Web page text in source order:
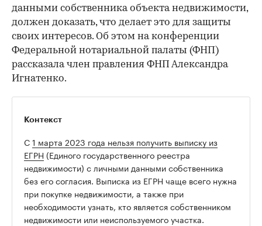
данными собственника объекта недвижимости,
должен доказать, что делает это для защиты
своих интересов. Об этом на конференции
Федеральной нотариальной палаты (ФНП)
рассказала член правления ФНП Александра
Игнатенко.
Контекст
С1 марта 2023 года нельзя получить выписку из
ЕГРН (Единого государственного реестра
недвижимости) с личными данными собственника
без его согласия. Выписка из ЕГРН чаще всего нужна
при покупке недвижимости, а также при
необходимости узнать, кто является собственником
недвижимости или неиспользуемого участка.